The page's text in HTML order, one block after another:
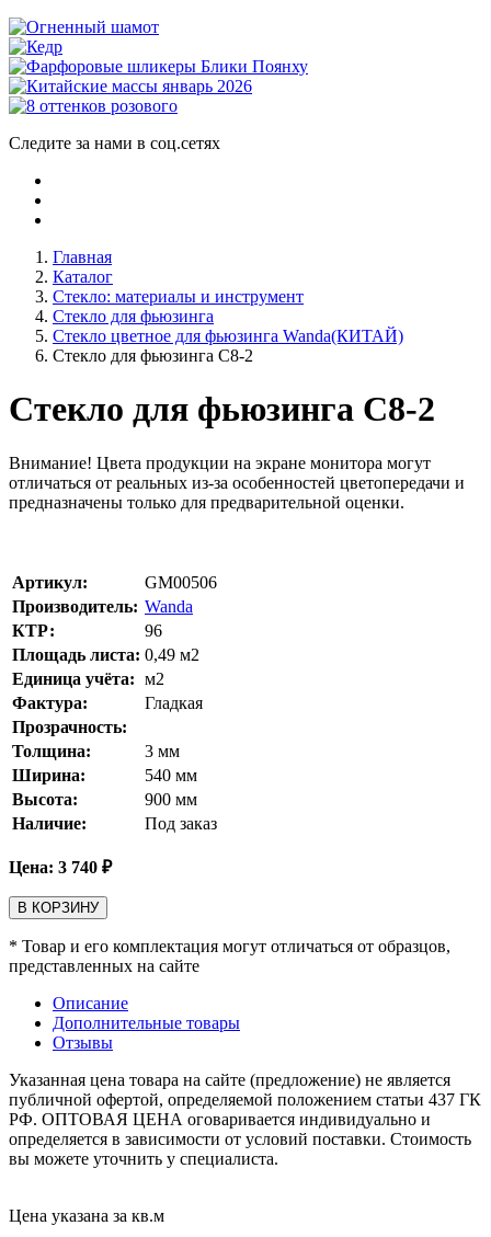
Следите за нами в соц.сетях
Главная
Каталог
Стекло: материалы и инструмент
Стекло для фьюзинга
Стекло цветное для фьюзинга Wanda(КИТАЙ)
Стекло для фьюзинга C8-2
Стекло для фьюзинга C8-2
Внимание! Цвета продукции на экране монитора могут
отличаться от реальных из-за особенностей цветопередачи и
предназначены только для предварительной оценки.
Артикул:
GM00506
Производитель: Wanda
КТР:
96
Площадь листа: 0,49 м2
Единица учёта: м2
Фактура:
Гладкая
Прозрачность:
Толщина:
3 мм
Ширина:
540 мм
Высота:
900 мм
Наличие:
Под заказ
Цена: 3 740 ₽
В КОРЗИНУ
* Товар и его комплектация могут отличаться от образцов,
представленных на сайте
Описание
Дополнительные товары
Отзывы
Указанная цена товара на сайте (предложение) не является
публичной офертой, определяемой положением статьи 437 ГК
РФ. ОПТОВАЯ ЦЕНА оговаривается индивидуально и
определяется в зависимости от условий поставки. Стоимость
вы можете уточнить у специалиста.
Цена указана за кв.м